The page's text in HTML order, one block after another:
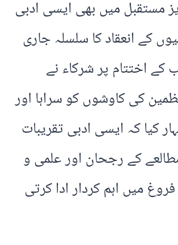
مستقبل میں بھی ایسی ادبی
کے انعقاد کا سلسلہ جاری
کے اختتام پر شرکاء نے
کی کاوشوں کو سراہا اور
کیا کہ ایسی ادبی تقریبات
کے رجحان اور علمی و
میں اہم کردار ادا کرتی